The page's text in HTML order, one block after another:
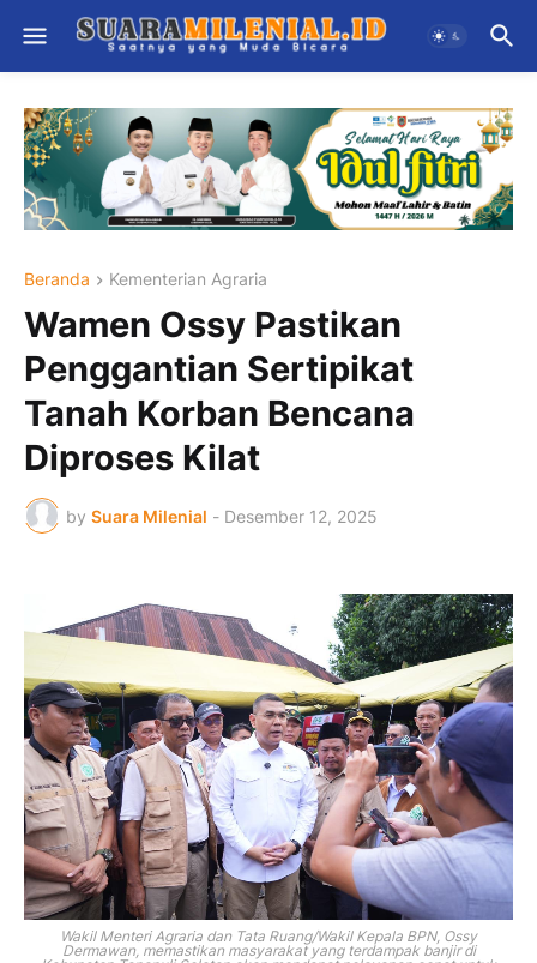
Beranda Kementerian Agraria
Wamen Ossy Pastikan
Penggantian Sertipikat
Tanah Korban Bencana
Diproses Kilat
by Suara Milenial - Desember 12, 2025
Wakil Menteri Agraria dan Tata Ruang/Wakil Kepala BPN, Ossy
Dermawan, memastikan masyarakat yang terdampak banjir di